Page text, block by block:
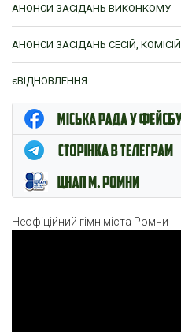
АНОНСИ ЗАСІДАНЬ ВИКОНКОМУ
АНОНСИ ЗАСІДАНЬ СЕСІЙ, КОМІСІЙ
єВІДНОВЛЕННЯ
ЦНАП м. Ромни
Неофіційний гімн міста Ромни